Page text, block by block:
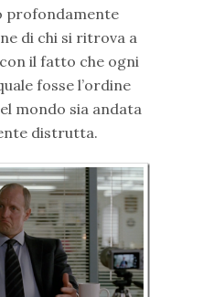
profondamente
di chi si ritrova a
il fatto che ogni
fosse l’ordine
mondo sia andata
distrutta.